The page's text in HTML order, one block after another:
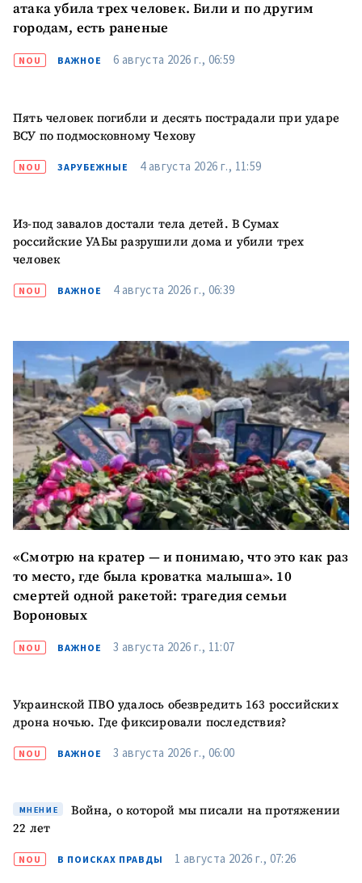
în Română in English
атака убила трех человек. Били и по другим
городам, есть раненые
NOU ВАЖНОЕ 6 августа 2026 г., 06:59
Пять человек погибли и десять пострадали при ударе
ВСУ по подмосковному Чехову
NOU ЗАРУБЕЖНЫЕ 4 августа 2026 г., 11:59
Из-под завалов достали тела детей. В Сумах
российские УАБы разрушили дома и убили трех
человек
NOU ВАЖНОЕ 4 августа 2026 г., 06:39
«Смотрю на кратер — и понимаю, что это как раз
то место, где была кроватка малыша». 10
смертей одной ракетой: трагедия семьи
Вороновых
NOU ВАЖНОЕ 3 августа 2026 г., 11:07
Украинской ПВО удалось обезвредить 163 российских
дрона ночью. Где фиксировали последствия?
NOU ВАЖНОЕ 3 августа 2026 г., 06:00
МНЕНИЕ
Война, о которой мы писали на протяжении
22 лет
NOU В ПОИСКАХ ПРАВДЫ 1 августа 2026 г., 07:26
заголовок
+ Загрузить
изображение
Текст новости
+ Добавить текст